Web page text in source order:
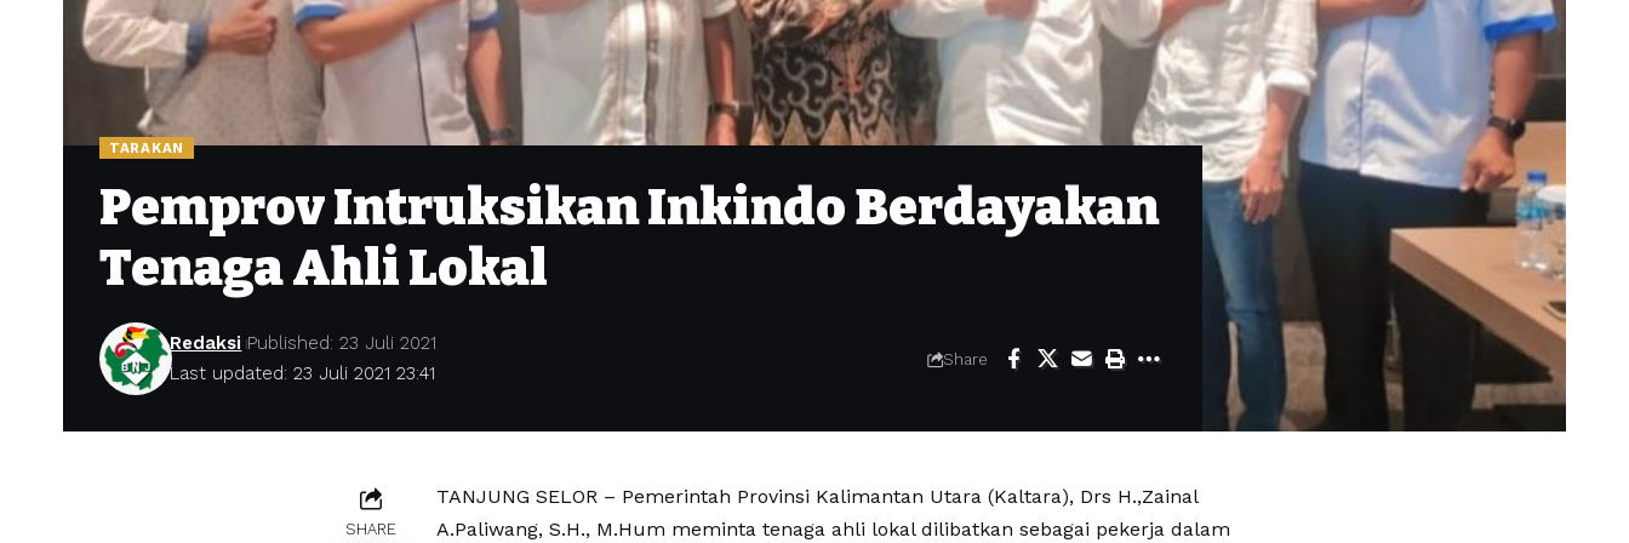
TARAKAN
Pemprov Intruksikan Inkindo Berdayakan
Tenaga Ahli Lokal
Last updated: 23 Juli 2021 23:41
Redaksi Published: 23 Juli 2021
Share
SHARE
TANJUNG SELOR – Pemerintah Provinsi Kalimantan Utara (Kaltara), Drs H.,Zainal
A.Paliwang, S.H., M.Hum meminta tenaga ahli lokal dilibatkan sebagai pekerja dalam